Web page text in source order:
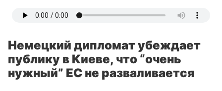
Немецкий дипломат убеждает
публику в Киеве, что “очень
нужный” ЕС не разваливается